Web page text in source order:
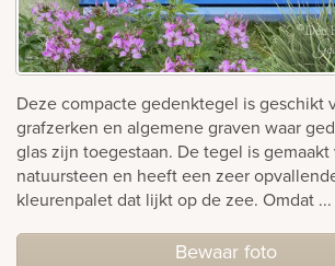
Deze compacte gedenktegel is geschikt
grafzerken en algemene graven waar
glas zijn toegestaan. De tegel is
natuursteen en heeft een zeer
kleurenpalet dat lijkt op de zee. Omdat ...
Bewaar foto